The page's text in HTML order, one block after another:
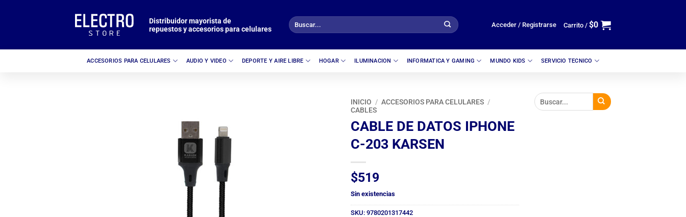
Distribuidor mayorista de
repuestos y accesorios para celulares
Buscar
por:
Acceder / Registrarse Carrito / $0
ACCESORIOS PARA CELULARES AUDIO Y VIDEO DEPORTE Y AIRE LIBRE HOGAR ILUMINACION INFORMATICA Y GAMING MUNDO KIDS SERVICIO TECNICO
INICIO / ACCESORIOS PARA CELULARES /
CABLES
CABLE DE DATOS IPHONE
C-203 KARSEN
$519
Sin existencias
SKU: 9780201317442